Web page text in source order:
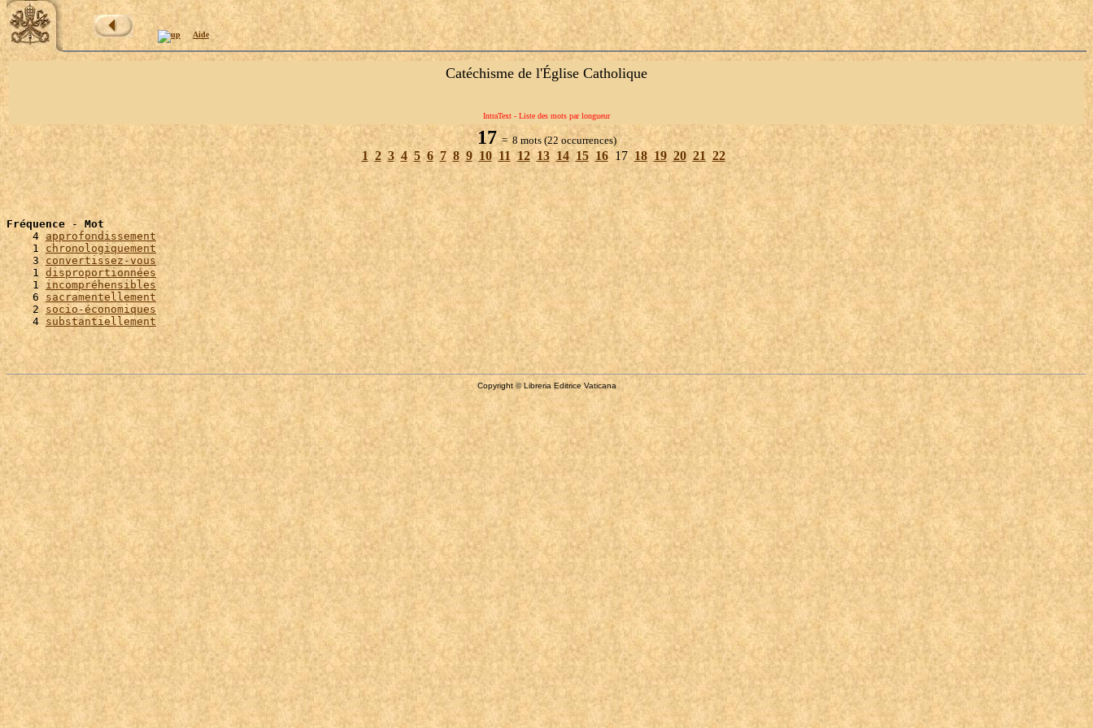
Aide
Catéchisme de l'Église Catholique
IntraText - Liste des mots par longueur
17 = 8 mots (22 occurrences)
1 2 3 4 5 6 7 8 9 10 11 12 13 14 15 16 17 18 19 20 21 22
Fréquence - Mot
    4
approfondissement
    1
chronologiquement
    3
convertissez-vous
    1
disproportionnées
    1
incompréhensibles
    6
sacramentellement
    2
socio-économiques
    4
substantiellement
Copyright © Libreria Editrice Vaticana